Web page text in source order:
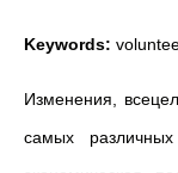
Keywords:
Изменения,
самых